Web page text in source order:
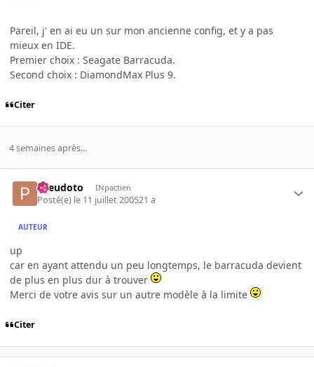
Pareil, j' en ai eu un sur mon ancienne config, et y a pas
mieux en IDE.
Premier choix : Seagate Barracuda.
Second choix : DiamondMax Plus 9.
Citer
4 semaines après...
Pseudoto INpactien
Posté(e) le 11 juillet 200521 a
AUTEUR
up
car en ayant attendu un peu longtemps, le barracuda devient
de plus en plus dur à trouver
Merci de votre avis sur un autre modèle à la limite
Citer